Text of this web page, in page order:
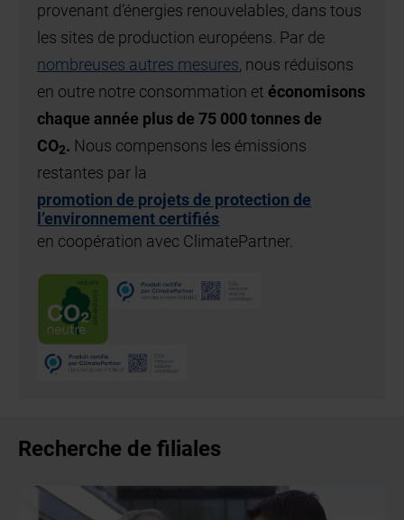
provenant d’énergies renouvelables, dans tous
les sites de production européens. Par de
nombreuses autres mesures, nous réduisons
en outre notre consommation et économisons
chaque année plus de 75 000 tonnes de
CO2. Nous compensons les émissions
restantes par la
promotion de projets de protection de
l’environnement certifiés
en coopération avec ClimatePartner.
Recherche de filiales